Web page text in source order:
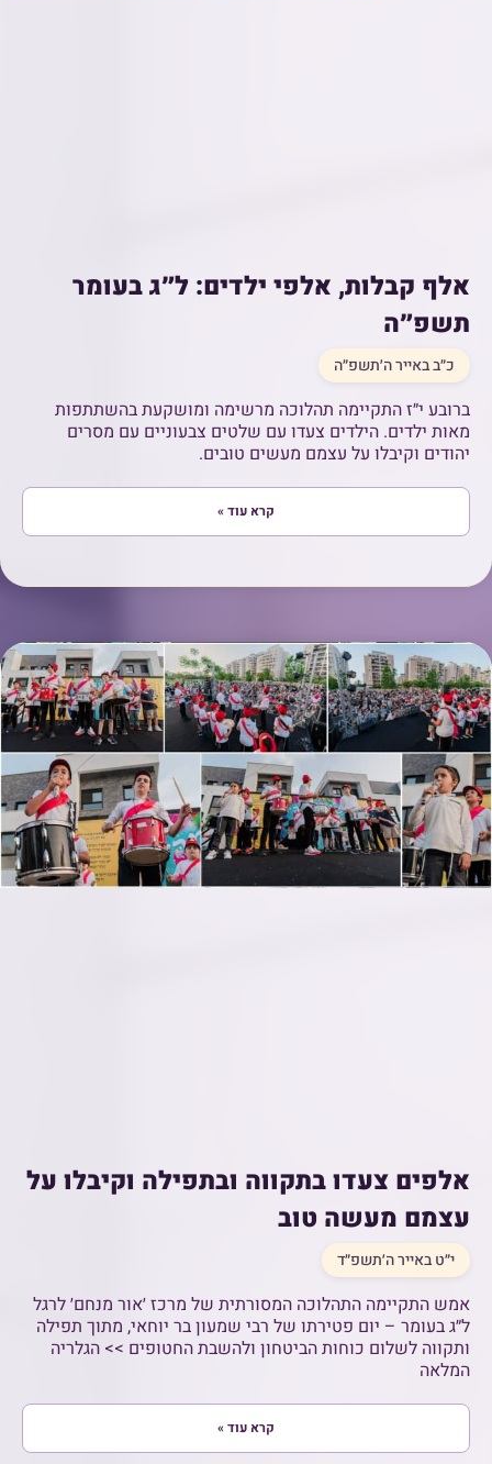
אלף קבלות, אלפי ילדים: ל״ג בעומר
תשפ״ה
כ״ב באייר ה׳תשפ״ה
ברובע י״ז התקיימה תהלוכה מרשימה ומושקעת בהשתתפות
מאות ילדים. הילדים צעדו עם שלטים צבעוניים עם מסרים
יהודים וקיבלו על עצמם מעשים טובים.
קרא עוד »
אלפים צעדו בתקווה ובתפילה וקיבלו על
עצמם מעשה טוב
י״ט באייר ה׳תשפ״ד
אמש התקיימה התהלוכה המסורתית של מרכז ׳אור מנחם׳ לרגל
ל״ג בעומר – יום פטירתו של רבי שמעון בר יוחאי, מתוך תפילה
ותקווה לשלום כוחות הביטחון ולהשבת החטופים >> הגלריה
המלאה
קרא עוד »